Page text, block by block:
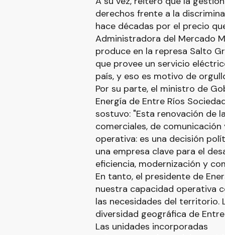
derechos frente a la
hace décadas por el precio
Administradora del Mercado
produce en la represa Salto
que provee un servicio
país, y eso es motivo de
Por su parte, el ministro de
Energía de Entre Ríos
sostuvo: "Esta renovación de
comerciales, de
operativa: es una decisión
una empresa clave para el
eficiencia, modernización y
En tanto, el presidente de
nuestra capacidad operativa
las necesidades del territorio.
diversidad geográfica de
Las unidades incorporadas